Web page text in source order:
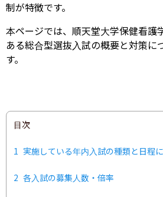
制が特徴です。
本ページでは、順天堂大学保健看護
ある総合型選抜入試の概要と対策に
す。
目次
1 実施している年内入試の種類と日程
2 各入試の募集人数・倍率